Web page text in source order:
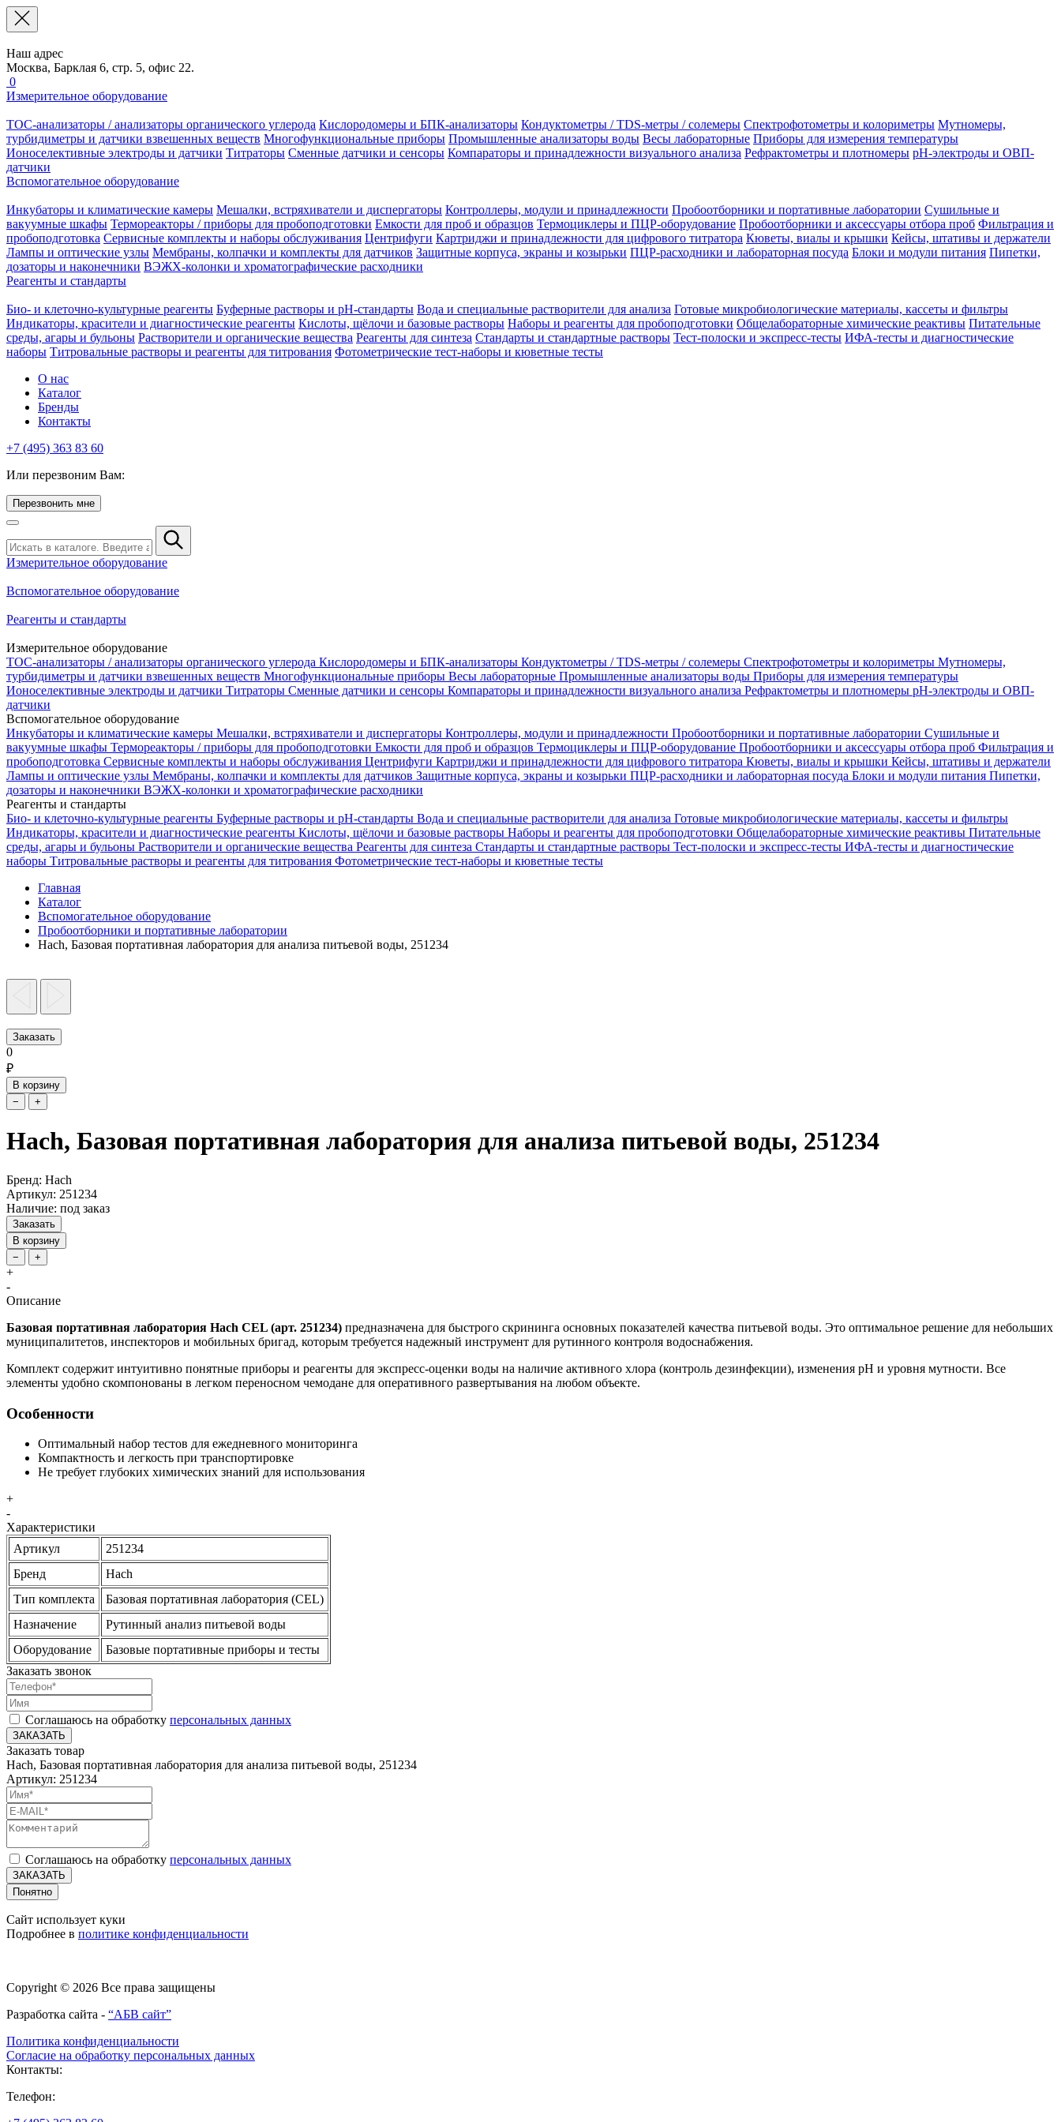
Наш адрес
Москва, Барклая 6, стр. 5, офис 22.
0
Измерительное оборудование
TOC-анализаторы / анализаторы органического углерода Кислородомеры и БПК-анализаторы Кондуктометры / TDS-метры / солемеры Спектрофотометры и колориметры Мутномеры,
турбидиметры и датчики взвешенных веществ Многофункциональные приборы Промышленные анализаторы воды Весы лабораторные Приборы для измерения температуры
Ионоселективные электроды и датчики Титраторы Сменные датчики и сенсоры Компараторы и принадлежности визуального анализа Рефрактометры и плотномеры pH-электроды и ОВП-
датчики
Вспомогательное оборудование
Инкубаторы и климатические камеры Мешалки, встряхиватели и диспергаторы Контроллеры, модули и принадлежности Пробоотборники и портативные лаборатории Сушильные и
вакуумные шкафы Термореакторы / приборы для пробоподготовки Емкости для проб и образцов Термоциклеры и ПЦР-оборудование Пробоотборники и аксессуары отбора проб Фильтрация и
пробоподготовка Сервисные комплекты и наборы обслуживания Центрифуги Картриджи и принадлежности для цифрового титратора Кюветы, виалы и крышки Кейсы, штативы и держатели
Лампы и оптические узлы Мембраны, колпачки и комплекты для датчиков Защитные корпуса, экраны и козырьки ПЦР-расходники и лабораторная посуда Блоки и модули питания Пипетки,
дозаторы и наконечники ВЭЖХ-колонки и хроматографические расходники
Реагенты и стандарты
Био- и клеточно-культурные реагенты Буферные растворы и pH-стандарты Вода и специальные растворители для анализа Готовые микробиологические материалы, кассеты и фильтры
Индикаторы, красители и диагностические реагенты Кислоты, щёлочи и базовые растворы Наборы и реагенты для пробоподготовки Общелабораторные химические реактивы Питательные
среды, агары и бульоны Растворители и органические вещества Реагенты для синтеза Стандарты и стандартные растворы Тест-полоски и экспресс-тесты ИФА-тесты и диагностические
наборы Титровальные растворы и реагенты для титрования Фотометрические тест-наборы и кюветные тесты
О нас
Каталог
Бренды
Контакты
+7 (495) 363 83 60
Или перезвоним Вам:
Перезвонить мне
Измерительное оборудование
Вспомогательное оборудование
Реагенты и стандарты
Измерительное оборудование
TOC-анализаторы / анализаторы органического углерода Кислородомеры и БПК-анализаторы Кондуктометры / TDS-метры / солемеры Спектрофотометры и колориметры Мутномеры,
турбидиметры и датчики взвешенных веществ Многофункциональные приборы Весы лабораторные Промышленные анализаторы воды Приборы для измерения температуры
Ионоселективные электроды и датчики Титраторы Сменные датчики и сенсоры Компараторы и принадлежности визуального анализа Рефрактометры и плотномеры pH-электроды и ОВП-
датчики
Вспомогательное оборудование
Инкубаторы и климатические камеры Мешалки, встряхиватели и диспергаторы Контроллеры, модули и принадлежности Пробоотборники и портативные лаборатории Сушильные и
вакуумные шкафы Термореакторы / приборы для пробоподготовки Емкости для проб и образцов Термоциклеры и ПЦР-оборудование Пробоотборники и аксессуары отбора проб Фильтрация и
пробоподготовка Сервисные комплекты и наборы обслуживания Центрифуги Картриджи и принадлежности для цифрового титратора Кюветы, виалы и крышки Кейсы, штативы и держатели
Лампы и оптические узлы Мембраны, колпачки и комплекты для датчиков Защитные корпуса, экраны и козырьки ПЦР-расходники и лабораторная посуда Блоки и модули питания Пипетки,
дозаторы и наконечники ВЭЖХ-колонки и хроматографические расходники
Реагенты и стандарты
Био- и клеточно-культурные реагенты Буферные растворы и pH-стандарты Вода и специальные растворители для анализа Готовые микробиологические материалы, кассеты и фильтры
Индикаторы, красители и диагностические реагенты Кислоты, щёлочи и базовые растворы Наборы и реагенты для пробоподготовки Общелабораторные химические реактивы Питательные
среды, агары и бульоны Растворители и органические вещества Реагенты для синтеза Стандарты и стандартные растворы Тест-полоски и экспресс-тесты ИФА-тесты и диагностические
наборы Титровальные растворы и реагенты для титрования Фотометрические тест-наборы и кюветные тесты
Главная
Каталог
Вспомогательное оборудование
Пробоотборники и портативные лаборатории
Hach, Базовая портативная лаборатория для анализа питьевой воды, 251234
Заказать
0
₽
В корзину
−
+
Hach, Базовая портативная лаборатория для анализа питьевой воды, 251234
Бренд: Hach
Артикул: 251234
Наличие: под заказ
Заказать
В корзину
−
+
+
-
Описание
Базовая портативная лаборатория Hach CEL (арт. 251234) предназначена для быстрого скрининга основных показателей качества питьевой воды. Это оптимальное решение для небольших
муниципалитетов, инспекторов и мобильных бригад, которым требуется надежный инструмент для рутинного контроля водоснабжения.
Комплект содержит интуитивно понятные приборы и реагенты для экспресс-оценки воды на наличие активного хлора (контроль дезинфекции), изменения pH и уровня мутности. Все
элементы удобно скомпонованы в легком переносном чемодане для оперативного развертывания на любом объекте.
Особенности
Оптимальный набор тестов для ежедневного мониторинга
Компактность и легкость при транспортировке
Не требует глубоких химических знаний для использования
+
-
Характеристики
Артикул
251234
Бренд
Hach
Тип комплекта
Базовая портативная лаборатория (CEL)
Назначение
Рутинный анализ питьевой воды
Оборудование
Базовые портативные приборы и тесты
Заказать звонок
Соглашаюсь на обработку персональных данных
ЗАКАЗАТЬ
Заказать товар
Hach, Базовая портативная лаборатория для анализа питьевой воды, 251234
Артикул: 251234
Соглашаюсь на обработку персональных данных
ЗАКАЗАТЬ
Понятно
Сайт использует куки
Подробнее в политике конфиденциальности
Copyright © 2026 Все права защищены
Разработка сайта - “АБВ сайт”
Политика конфиденциальности
Согласие на обработку персональных данных
Контакты:
Телефон: